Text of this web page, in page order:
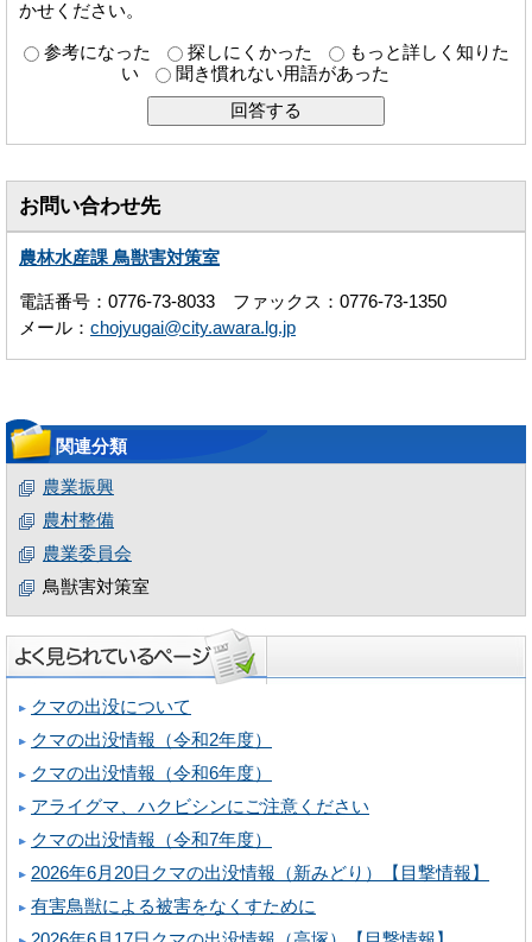
かせください。
参考になった 探しにくかった
もっと詳しく知りた
い
聞き慣れない用語があった
お問い合わせ先
農林水産課 鳥獣害対策室
電話番号：0776-73-8033 ファックス：0776-73-1350
メール： chojyugai@city.awara.lg.jp
関連分類
農業振興
農村整備
農業委員会
鳥獣害対策室
クマの出没について
クマの出没情報（令和2年度）
クマの出没情報（令和6年度）
アライグマ、ハクビシンにご注意ください
クマの出没情報（令和7年度）
2026年6月20日クマの出没情報（新みどり）【目撃情報】
有害鳥獣による被害をなくすために